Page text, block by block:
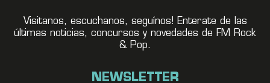
Visitanos, escuchanos, seguínos! Enterate de las
últimas noticias, concursos y novedades de FM Rock
& Pop.
NEWSLETTER